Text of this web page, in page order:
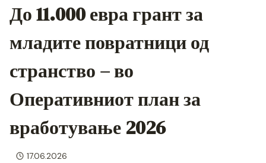
До 11.000 евра грант за
младите повратници од
странство – во
Оперативниот план за
вработување 2026
17.06.2026